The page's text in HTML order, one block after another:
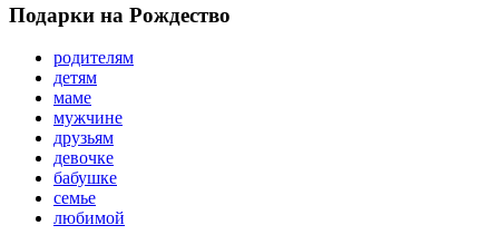
Подарки на Рождество
родителям
детям
маме
мужчине
друзьям
девочке
бабушке
семье
любимой